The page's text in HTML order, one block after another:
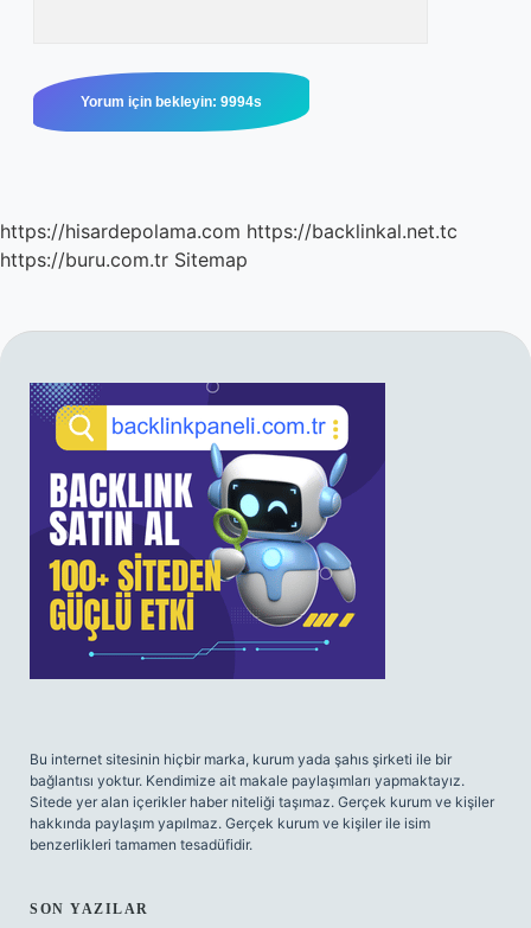
https://hisardepolama.com https://backlinkal.net.tc
https://buru.com.tr Sitemap
SIDEBAR
Bu internet sitesinin hiçbir marka, kurum yada şahıs şirketi ile bir
bağlantısı yoktur. Kendimize ait makale paylaşımları yapmaktayız.
Sitede yer alan içerikler haber niteliği taşımaz. Gerçek kurum ve kişiler
hakkında paylaşım yapılmaz. Gerçek kurum ve kişiler ile isim
benzerlikleri tamamen tesadüfidir.
SON YAZILAR